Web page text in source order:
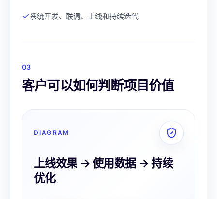
系统开发、联调、上线和持续迭代
03
客户可以如何判断项目价值
DIAGRAM
上线效果 → 使用数据 → 持续
优化